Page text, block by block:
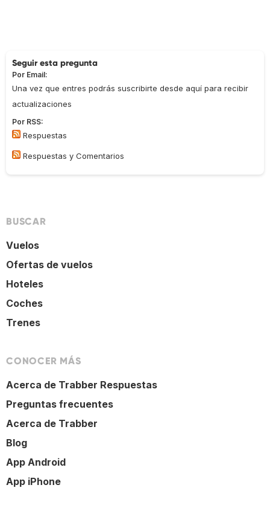
Seguir esta pregunta
Por Email:
Una vez que entres podrás suscribirte desde aquí para recibir
actualizaciones
Por RSS:
Respuestas
Respuestas y Comentarios
BUSCAR
Vuelos
Ofertas de vuelos
Hoteles
Coches
Trenes
CONOCER MÁS
Acerca de Trabber Respuestas
Preguntas frecuentes
Acerca de Trabber
Blog
App Android
App iPhone